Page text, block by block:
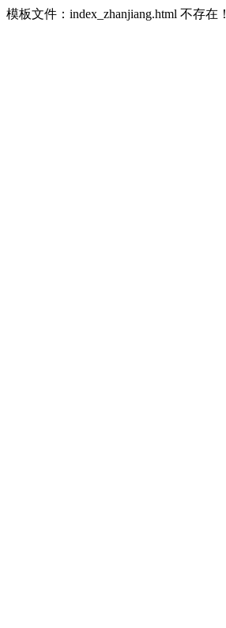
模板文件：index_zhanjiang.html 不存在！